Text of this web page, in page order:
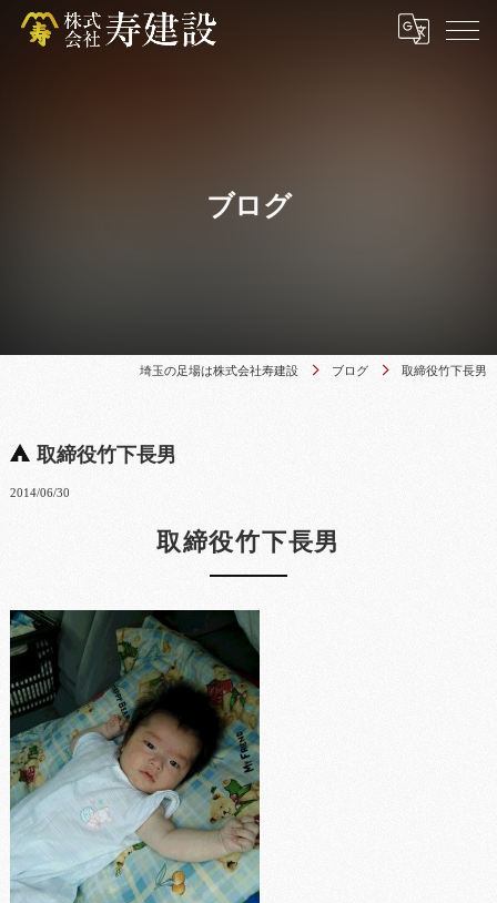
ブログ
埼玉の足場は株式会社寿建設 ブログ 取締役竹下長男
取締役竹下長男
2014/06/30
取締役竹下長男